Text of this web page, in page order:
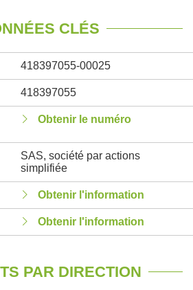
CLÉS
418397055-00025
418397055
Obtenir le numéro
SAS, société par actions
simplifiée
Obtenir l'information
Obtenir l'information
PAR DIRECTION